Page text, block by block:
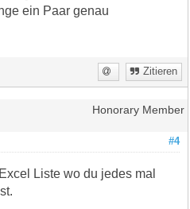
ein Paar genau
Zitieren
Honorary Member
#4
Liste wo du jedes mal